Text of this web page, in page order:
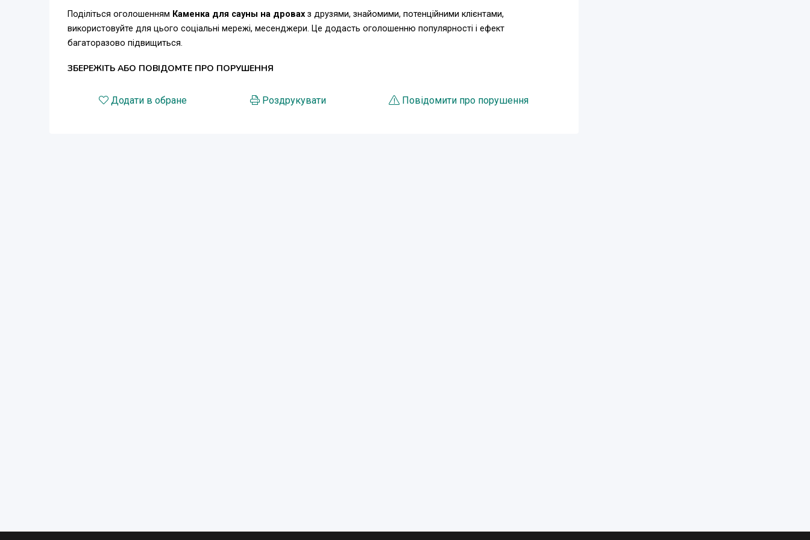
Поділіться оголошенням Каменка для сауны на дровах з друзями, знайомими, потенційними клієнтами,
використовуйте для цього соціальні мережі, месенджери. Це додасть оголошенню популярності і ефект
багаторазово підвищиться.
ЗБЕРЕЖІТЬ АБО ПОВІДОМТЕ ПРО ПОРУШЕННЯ
Додати в обране Роздрукувати Повідомити про порушення